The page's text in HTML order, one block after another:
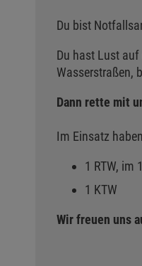
Du bist
Du hast Lust
Wasserstraßen,
Dann rette mit
Im Einsatz
1 RTW, im
1 KTW
Wir freuen uns